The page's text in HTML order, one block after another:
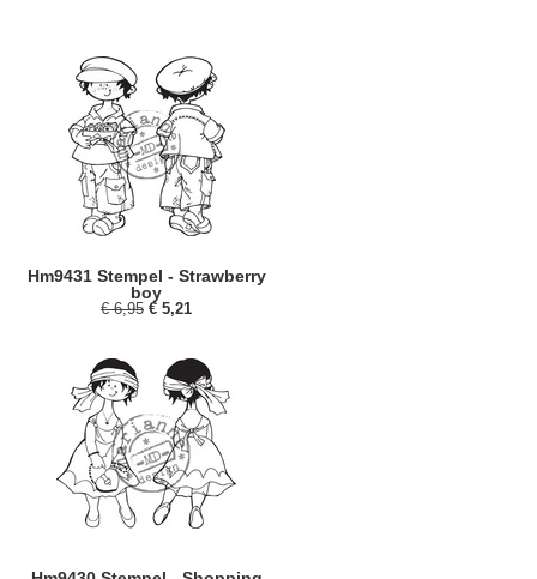
Hm9431 Stempel - Strawberry
boy
€ 6,95 € 5,21